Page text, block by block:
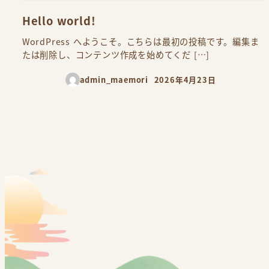
Hello world!
WordPress へようこそ。こちらは最初の投稿です。編集ま
たは削除し、コンテンツ作成を始めてくだ […]
admin_maemori 投稿日
2026年4月23日